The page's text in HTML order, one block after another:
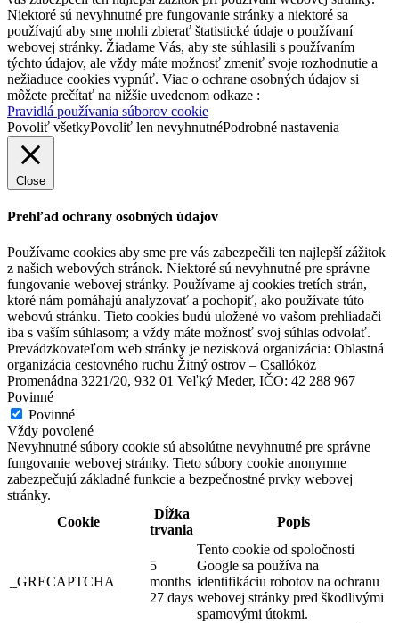
Niektoré sú nevyhnutné pre fungovanie stránky a niektoré sa
používajú aby sme mohli zbierať štatistické údaje o používaní
webovej stránky. Žiadame Vás, aby ste súhlasili s používaním
týchto údajov, ale vždy máte možnosť zmeniť svoje rozhodnutie a
nežiaduce cookies vypnúť. Viac o ochrane osobných údajov si
môžete prečítať na nižšie uvedenom odkaze :
Pravidlá používania súborov cookie
Povoliť všetkyPovoliť len nevyhnutnéPodrobné nastavenia
Close
Prehľad ochrany osobných údajov
Používame cookies aby sme pre vás zabezpečili ten najlepší zážitok
z našich webových stránok. Niektoré sú nevyhnutné pre správne
fungovanie webovej stránky. Používame aj cookies tretích strán,
ktoré nám pomáhajú analyzovať a pochopiť, ako používate túto
webovú stránku. Tieto cookies budú uložené vo vašom prehliadači
iba s vaším súhlasom; a vždy máte možnosť svoj súhlas odvolať.
Prevádzkovateľom web stránky je nezisková organizácia: Oblastná
organizácia cestovného ruchu Žitný ostrov – Csallóköz
Promenádna 3221/20, 932 01 Veľký Meder, IČO: 42 288 967
Povinné
Povinné
Vždy povolené
Nevyhnutné súbory cookie sú absolútne nevyhnutné pre správne
fungovanie webovej stránky. Tieto súbory cookie anonymne
zabezpečujú základné funkcie a bezpečnostné prvky webovej
stránky.
Cookie
Dĺžka
trvania
Popis
_GRECAPTCHA
5
months
27 days
Tento cookie od spoločnosti
Google sa používa na
identifikáciu robotov na ochranu
webovej stránky pred škodlivými
spamovými útokmi.